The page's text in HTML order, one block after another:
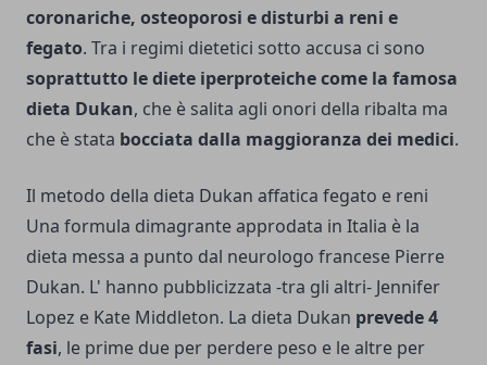
coronariche, osteoporosi e disturbi a reni e
fegato. Tra i regimi dietetici sotto accusa ci sono
soprattutto le diete iperproteiche come la famosa
dieta Dukan, che è salita agli onori della ribalta ma
che è stata bocciata dalla maggioranza dei medici.
Il metodo della dieta Dukan affatica fegato e reni
Una formula dimagrante approdata in Italia è la
dieta messa a punto dal neurologo francese Pierre
Dukan. L' hanno pubblicizzata -tra gli altri- Jennifer
Lopez e Kate Middleton. La dieta Dukan prevede 4
fasi, le prime due per perdere peso e le altre per